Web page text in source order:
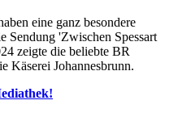
eine ganz besondere
Sendung 'Zwischen Spessart
zeigte die beliebte BR
Käserei Johannesbrunn.